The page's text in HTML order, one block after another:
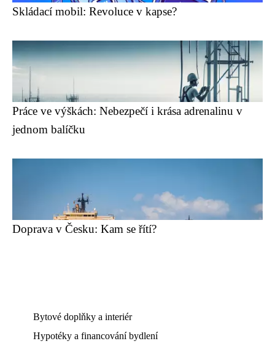
Skládací mobil: Revoluce v kapse?
Práce ve výškách: Nebezpečí i krása adrenalinu v
jednom balíčku
Doprava v Česku: Kam se řítí?
Bytové doplňky a interiér
Hypotéky a financování bydlení